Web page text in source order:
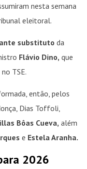
nesta semana
eleitoral.
substituto da
Flávio Dino, que
TSE.
então, pelos
Dias Toffoli,
Bôas Cueva, além
e Estela Aranha.
2026